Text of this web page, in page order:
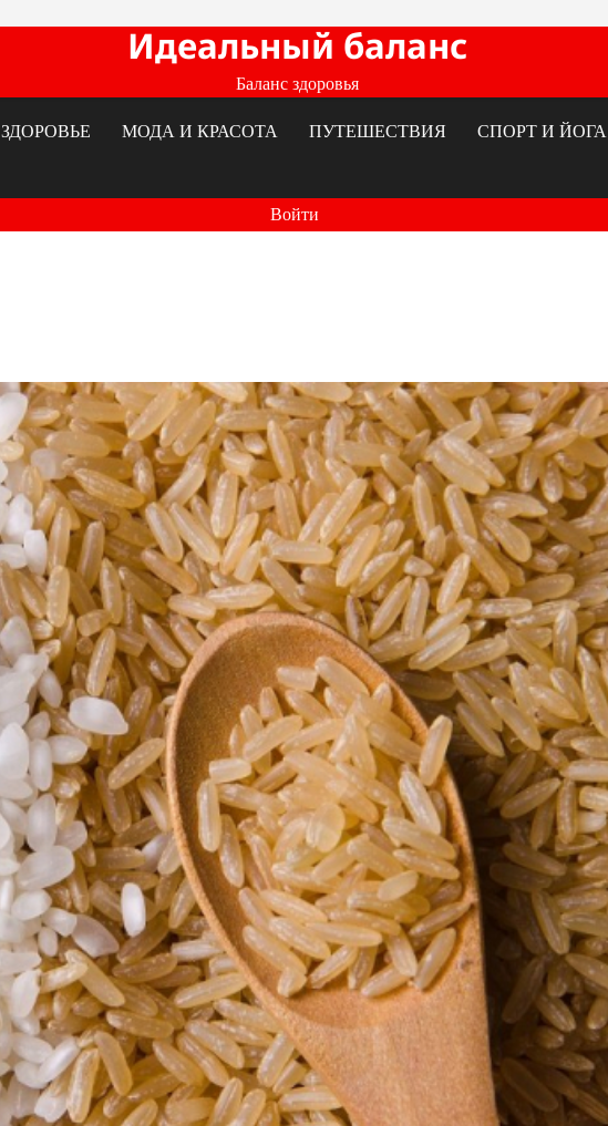
Идеальный баланс
Баланс здоровья
ЗДОРОВЬЕ МОДА И КРАСОТА ПУТЕШЕСТВИЯ СПОРТ И ЙОГА
Войти